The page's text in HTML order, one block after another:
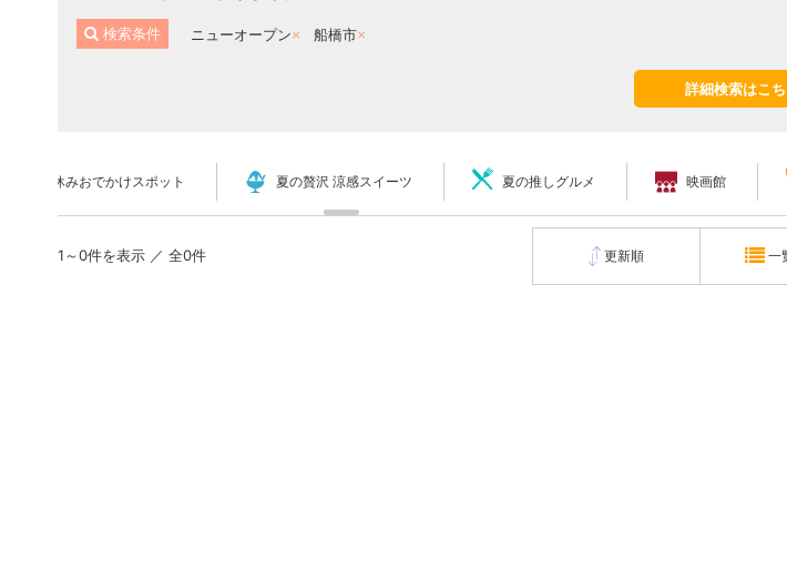
検索条件 ニューオープン 船橋市
詳細検索はこ
夏休みおでかけスポット 夏の贅沢 涼感スイーツ 夏の推しグルメ 映画館
1～0件を表示 ／ 全0件 更新順 一